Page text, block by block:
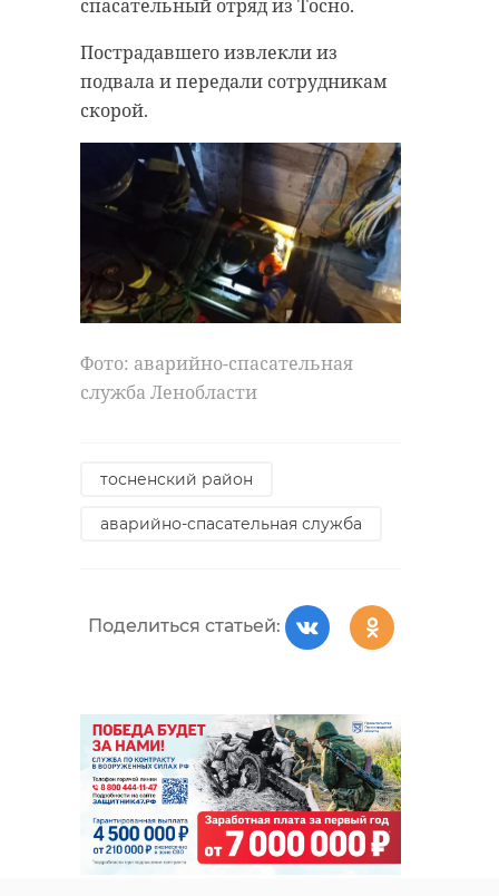
спасательный отряд из Тосно.
Пострадавшего извлекли из
подвала и передали сотрудникам
скорой.
Фото: аварийно-спасательная
служба Ленобласти
тосненский район
аварийно-спасательная служба
Поделиться статьей: